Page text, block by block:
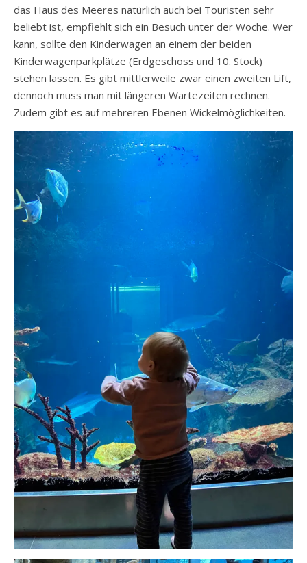
das Haus des Meeres natürlich auch bei Touristen sehr
beliebt ist, empfiehlt sich ein Besuch unter der Woche. Wer
kann, sollte den Kinderwagen an einem der beiden
Kinderwagenparkplätze (Erdgeschoss und 10. Stock)
stehen lassen. Es gibt mittlerweile zwar einen zweiten Lift,
dennoch muss man mit längeren Wartezeiten rechnen.
Zudem gibt es auf mehreren Ebenen Wickelmöglichkeiten.